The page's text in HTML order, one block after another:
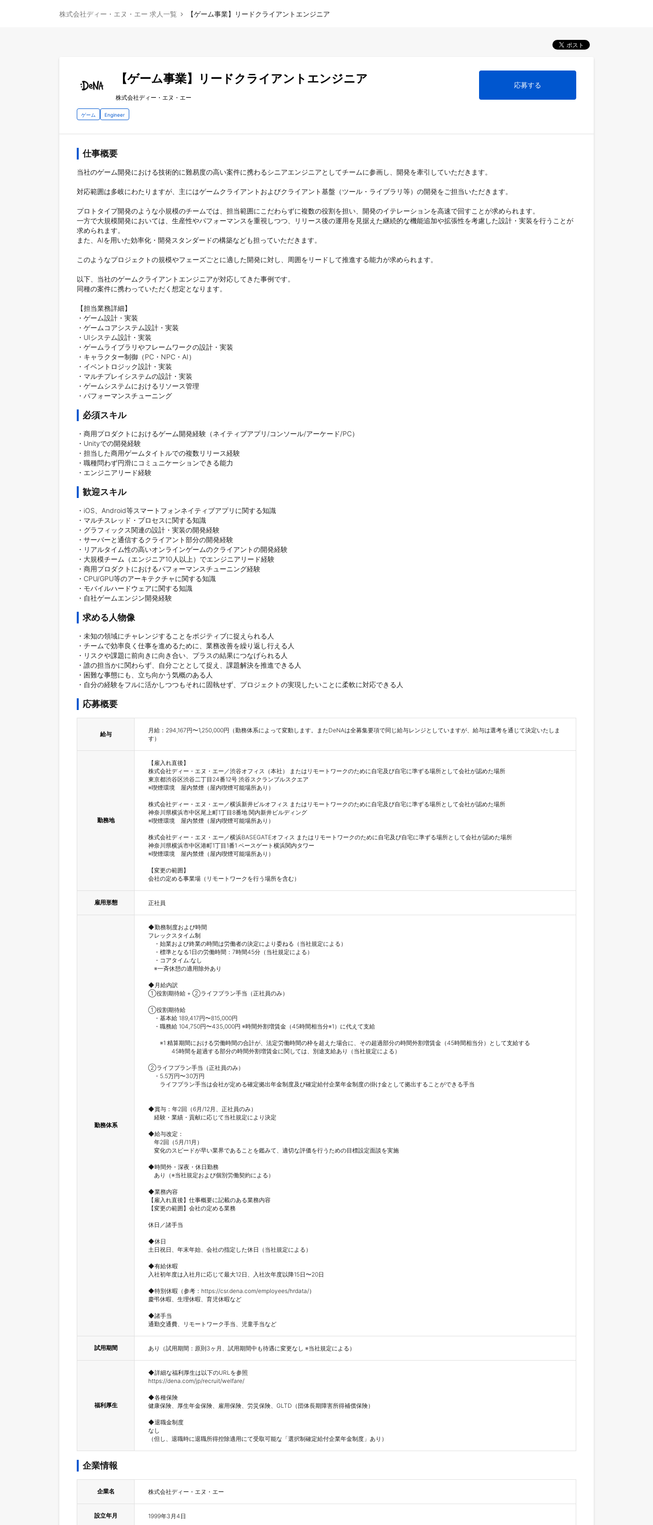
株式会社ディー・エヌ・エー 求人一覧 【ゲーム事業】リードクライアントエンジニア
【ゲーム事業】リードクライアントエンジニア
株式会社ディー・エヌ・エー
応募する
ゲーム Engineer
仕事概要
当社のゲーム開発における技術的に難易度の高い案件に携わるシニアエンジニアとしてチームに参画し、開発を牽引していただきます。
対応範囲は多岐にわたりますが、主にはゲームクライアントおよびクライアント基盤（ツール・ライブラリ等）の開発をご担当いただきます。
プロトタイプ開発のような小規模のチームでは、担当範囲にこだわらずに複数の役割を担い、開発のイテレーションを高速で回すことが求められます。
一方で大規模開発においては、生産性やパフォーマンスを重視しつつ、リリース後の運用を見据えた継続的な機能追加や拡張性を考慮した設計・実装を行うことが
求められます。
また、AIを用いた効率化・開発スタンダードの構築なども担っていただきます。
このようなプロジェクトの規模やフェーズごとに適した開発に対し、周囲をリードして推進する能力が求められます。
以下、当社のゲームクライアントエンジニアが対応してきた事例です。
同種の案件に携わっていただく想定となります。
【担当業務詳細】
・ゲーム設計・実装
・ゲームコアシステム設計・実装
・UIシステム設計・実装
・ゲームライブラリやフレームワークの設計・実装
・キャラクター制御（PC・NPC・AI）
・イベントロジック設計・実装
・マルチプレイシステムの設計・実装
・ゲームシステムにおけるリソース管理
・パフォーマンスチューニング
必須スキル
・商用プロダクトにおけるゲーム開発経験（ネイティブアプリ/コンソール/アーケード/PC）
・Unityでの開発経験
・担当した商用ゲームタイトルでの複数リリース経験
・職種問わず円滑にコミュニケーションできる能力
・エンジニアリード経験
歓迎スキル
・iOS、Android等スマートフォンネイティブアプリに関する知識
・マルチスレッド・プロセスに関する知識
・グラフィックス関連の設計・実装の開発経験
・サーバーと通信するクライアント部分の開発経験
・リアルタイム性の高いオンラインゲームのクライアントの開発経験
・大規模チーム（エンジニア10人以上）でエンジニアリード経験
・商用プロダクトにおけるパフォーマンスチューニング経験
・CPU/GPU等のアーキテクチャに関する知識
・モバイルハードウェアに関する知識
・自社ゲームエンジン開発経験
求める人物像
・未知の領域にチャレンジすることをポジティブに捉えられる人
・チームで効率良く仕事を進めるために、業務改善を繰り返し行える人
・リスクや課題に前向きに向き合い、プラスの結果につなげられる人
・誰の担当かに関わらず、自分ごととして捉え、課題解決を推進できる人
・困難な事態にも、立ち向かう気概のある人
・自分の経験をフルに活かしつつもそれに固執せず、プロジェクトの実現したいことに柔軟に対応できる人
応募概要
給与
月給：294,167円〜1,250,000円（勤務体系によって変動します。またDeNAは全募集要項で同じ給与レンジとしていますが、給与は選考を通じて決定いたしま
す）
勤務地
【雇入れ直後】
株式会社ディー・エヌ・エー／渋谷オフィス（本社） またはリモートワークのために自宅及び自宅に準ずる場所として会社が認めた場所
東京都渋谷区渋谷二丁目24番12号 渋谷スクランブルスクエア
※喫煙環境　屋内禁煙（屋内喫煙可能場所あり）
株式会社ディー・エヌ・エー／横浜新井ビルオフィス またはリモートワークのために自宅及び自宅に準ずる場所として会社が認めた場所
神奈川県横浜市中区尾上町1丁目8番地 関内新井ビルディング
※喫煙環境　屋内禁煙（屋内喫煙可能場所あり）
株式会社ディー・エヌ・エー／横浜BASEGATEオフィス またはリモートワークのために自宅及び自宅に準ずる場所として会社が認めた場所
神奈川県横浜市中区港町1丁目1番1 ベースゲート横浜関内タワー
※喫煙環境　屋内禁煙（屋内喫煙可能場所あり）
【変更の範囲】
会社の定める事業場（リモートワークを行う場所を含む）
雇用形態 正社員
勤務体系
◆勤務制度および時間
フレックスタイム制
・始業および終業の時間は労働者の決定により委ねる（当社規定による）
・標準となる1日の労働時間：7時間45分（当社規定による）
・コアタイム:なし
※一斉休憩の適用除外あり
◆月給内訳
①役割期待給 + ②ライフプラン手当（正社員のみ）
①役割期待給
・基本給 189,417円〜815,000円
・職務給 104,750円〜435,000円 ※時間外割増賃金（45時間相当分※1）に代えて支給
※1 精算期間における労働時間の合計が、法定労働時間の枠を超えた場合に、その超過部分の時間外割増賃金（45時間相当分）として支給する
45時間を超過する部分の時間外割増賃金に関しては、別途支給あり（当社規定による）
②ライフプラン手当（正社員のみ）
・5.5万円〜30万円
ライフプラン手当は会社が定める確定拠出年金制度及び確定給付企業年金制度の掛け金として拠出することができる手当
◆賞与：年2回（6月/12月、正社員のみ）
経験・業績・貢献に応じて当社規定により決定
◆給与改定：
年2回（5月/11月）
変化のスピードが早い業界であることを鑑みて、適切な評価を行うための目標設定面談を実施
◆時間外・深夜・休日勤務
あり（※当社規定および個別労働契約による）
◆業務内容
【雇入れ直後】仕事概要に記載のある業務内容
【変更の範囲】会社の定める業務
休日／諸手当
◆休日
土日祝日、年末年始、会社の指定した休日（当社規定による）
◆有給休暇
入社初年度は入社月に応じて最大12日、入社次年度以降15日〜20日
◆特別休暇（参考：https://csr.dena.com/employees/hrdata/）
慶弔休暇、生理休暇、育児休暇など
◆諸手当
通勤交通費、リモートワーク手当、児童手当など
試用期間 あり（試用期間：原則3ヶ月、試用期間中も待遇に変更なし ※当社規定による）
福利厚生
◆詳細な福利厚生は以下のURLを参照
https://dena.com/jp/recruit/welfare/
◆各種保険
健康保険、厚生年金保険、雇用保険、労災保険、GLTD（団体長期障害所得補償保険）
◆退職金制度
なし
（但し、退職時に退職所得控除適用にて受取可能な「選択制確定給付企業年金制度」あり）
企業情報
企業名 株式会社ディー・エヌ・エー
設立年月 1999年3月4日